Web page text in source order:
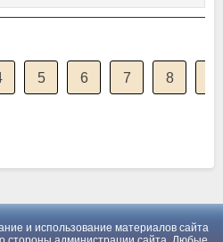
5 6 7 8
и использование материалов сайта